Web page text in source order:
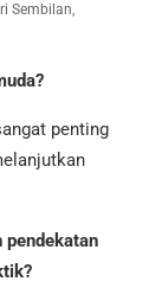
Sembilan,
penting
pendekatan